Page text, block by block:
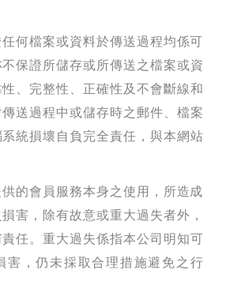
何檔案或資料於傳送過程均係可
保證所儲存或所傳送之檔案或資
、完整性、正確性及不會斷線和
送過程中或儲存時之郵件、檔案
統損壞自負完全責任，與本網站
的會員服務本身之使用，所造成
害，除有故意或重大過失者外，
任。重大過失係指本公司明知可
害，仍未採取合理措施避免之行